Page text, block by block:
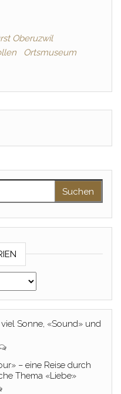
Oberuzwil
Ortsmuseum
Sonne, «Sound» und
– eine Reise durch
Thema «Liebe»